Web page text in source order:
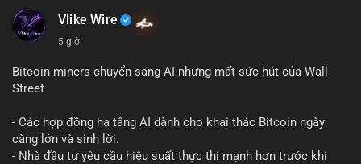
hoặc tách nhỏ thành nhiều địa chỉ mới thường cho thấy động
thái tái cơ cấu nắm giữ dài hạn, không phải áp lực bán khẩn
tập trung, nguy cơ chốt lời là hiện hữu và có thể gây ra biến
động ngắn hạn.
Nhà đầu tư nhỏ lẻ nên quan sát thêm các giao dịch tiếp theo
từ cùng nguồn ví để xác định đích đến. Tránh hành động theo
cảm xúc khi chưa xác nhận được dòng tiền vào sàn.
Vlike Wire
5 giờ
Bitcoin miners chuyển sang AI nhưng mất sức hút của Wall
Street
- Các hợp đồng hạ tầng AI dành cho khai thác Bitcoin ngày
càng lớn và sinh lời.
- Nhà đầu tư yêu cầu hiệu suất thực thi mạnh hơn trước khi